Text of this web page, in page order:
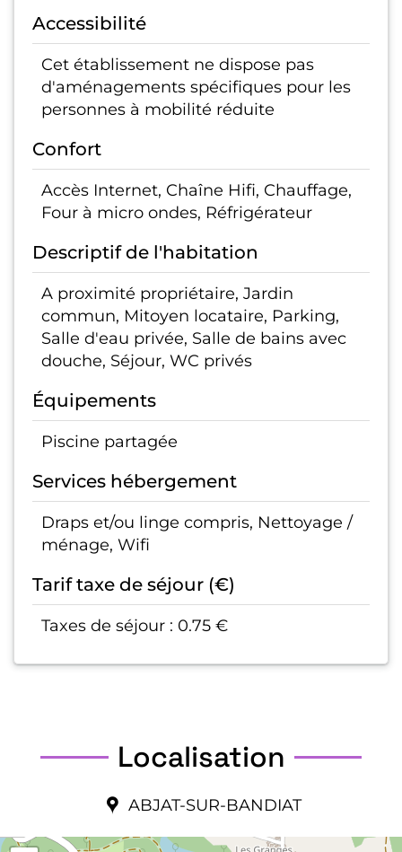
Accessibilité
Cet établissement ne dispose pas
d'aménagements spécifiques pour les
personnes à mobilité réduite
Confort
Accès Internet, Chaîne Hifi, Chauffage,
Four à micro ondes, Réfrigérateur
Descriptif de l'habitation
A proximité propriétaire, Jardin
commun, Mitoyen locataire, Parking,
Salle d'eau privée, Salle de bains avec
douche, Séjour, WC privés
Équipements
Piscine partagée
Services hébergement
Draps et/ou linge compris, Nettoyage /
ménage, Wifi
Tarif taxe de séjour (€)
Taxes de séjour : 0.75 €
Localisation
ABJAT-SUR-BANDIAT